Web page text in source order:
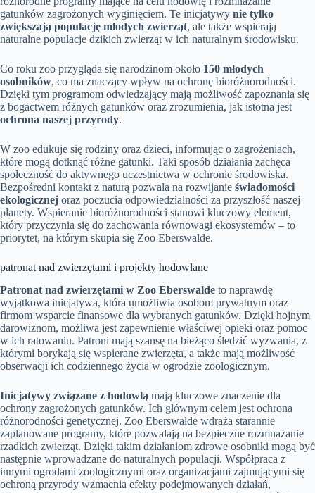
gatunków zagrożonych wyginięciem. Te inicjatywy nie tylko
zwiększają populację młodych zwierząt, ale także wspierają
naturalne populacje dzikich zwierząt w ich naturalnym środowisku.
Co roku zoo przygląda się narodzinom około 150 młodych
osobników, co ma znaczący wpływ na ochronę bioróżnorodności.
Dzięki tym programom odwiedzający mają możliwość zapoznania się
z bogactwem różnych gatunków oraz zrozumienia, jak istotna jest
ochrona naszej przyrody.
W zoo edukuje się rodziny oraz dzieci, informując o zagrożeniach,
które mogą dotknąć różne gatunki. Taki sposób działania zachęca
społeczność do aktywnego uczestnictwa w ochronie środowiska.
Bezpośredni kontakt z naturą pozwala na rozwijanie świadomości
ekologicznej oraz poczucia odpowiedzialności za przyszłość naszej
planety. Wspieranie bioróżnorodności stanowi kluczowy element,
który przyczynia się do zachowania równowagi ekosystemów – to
priorytet, na którym skupia się Zoo Eberswalde.
patronat nad zwierzętami i projekty hodowlane
Patronat nad zwierzętami w Zoo Eberswalde to naprawdę
wyjątkowa inicjatywa, która umożliwia osobom prywatnym oraz
firmom wsparcie finansowe dla wybranych gatunków. Dzięki hojnym
darowiznom, możliwa jest zapewnienie właściwej opieki oraz pomoc
w ich ratowaniu. Patroni mają szansę na bieżąco śledzić wyzwania, z
którymi borykają się wspierane zwierzęta, a także mają możliwość
obserwacji ich codziennego życia w ogrodzie zoologicznym.
Inicjatywy związane z hodowlą mają kluczowe znaczenie dla
ochrony zagrożonych gatunków. Ich głównym celem jest ochrona
różnorodności genetycznej. Zoo Eberswalde wdraża starannie
zaplanowane programy, które pozwalają na bezpieczne rozmnażanie
rzadkich zwierząt. Dzięki takim działaniom zdrowe osobniki mogą być
następnie wprowadzane do naturalnych populacji. Współpraca z
innymi ogrodami zoologicznymi oraz organizacjami zajmującymi się
ochroną przyrody wzmacnia efekty podejmowanych działań,